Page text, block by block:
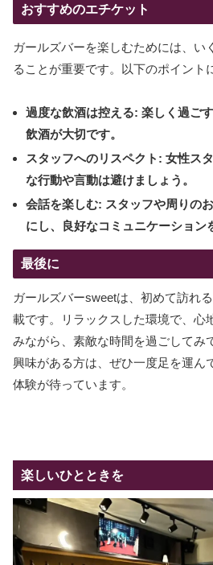
おすすめのエチケット
ガールズバーを楽しむためには、い
ることが重要です。以下のポイント
過度な飲酒は控える: 楽しく過ご
飲酒が大切です。
スタッフへのリスペクト: 女性ス
な行動や言動は避けましょう。
会話を楽しむ: スタッフや周りの
にし、良好なコミュニケーション
最後に
ガールズバーsweetは、初めて訪れ
載です。リラックスした環境で、心
みながら、素敵な時間を過ごしてみ
興味がある方は、ぜひ一度足を運ん
体験が待っています。
楽しいひとときを